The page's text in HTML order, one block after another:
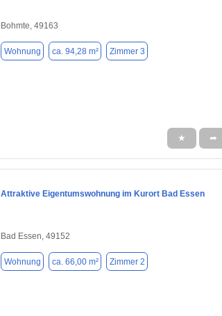
Bohmte, 49163
Wohnung ca. 94,28 m² Zimmer 3
★ ➦
Attraktive Eigentumswohnung im Kurort Bad Essen
Bad Essen, 49152
Wohnung ca. 66,00 m² Zimmer 2